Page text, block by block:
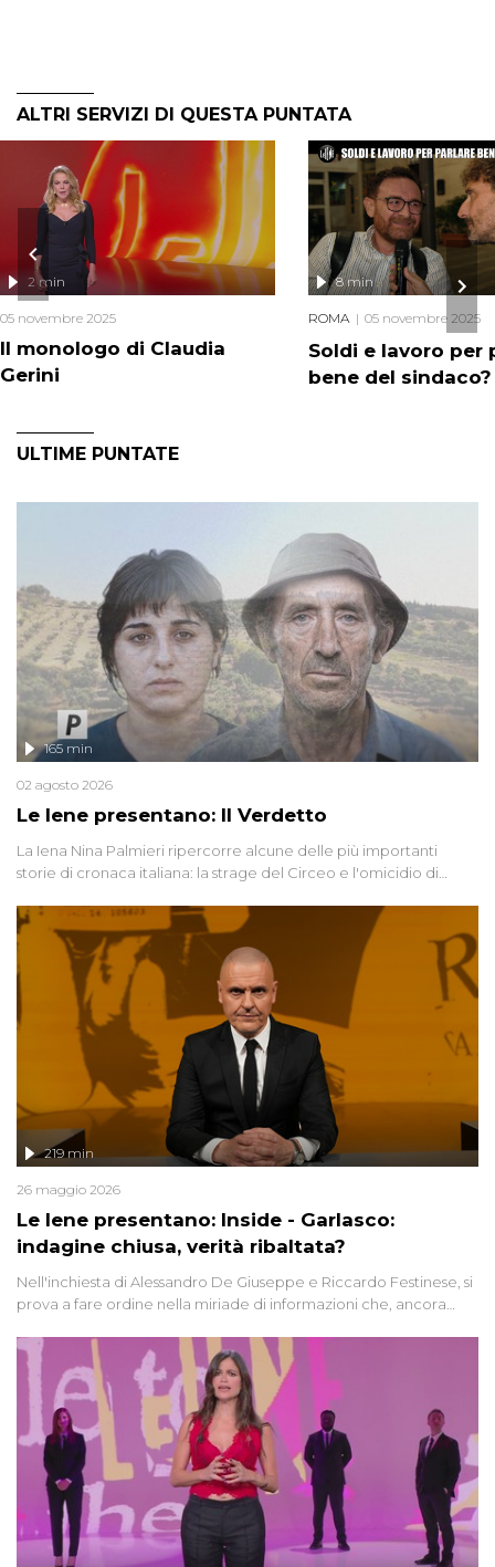
ALTRI SERVIZI DI QUESTA PUNTATA
Il monologo di Claudia
Gerini
2 min
05 novembre 2025
Soldi e lavoro per
bene del sindaco?
8 min
ROMA 05 novembre 2025
ULTIME PUNTATE
Le Iene presentano: Il Verdetto
165 min
02 agosto 2026
La Iena Nina Palmieri ripercorre alcune delle più importanti
storie di cronaca italiana: la strage del Circeo e l'omicidio di
Le Iene presentano: Inside - Garlasco:
indagine chiusa, verità ribaltata?
219 min
26 maggio 2026
Nell'inchiesta di Alessandro De Giuseppe e Riccardo Festinese, si
prova a fare ordine nella miriade di informazioni che, ancora
giudiziarie più discusse degli ultimi anni. Lo speciale ricostruisce la
vicenda mettendo in fila testimonianze, errori, dettagli
controversi e i protagonisti di un'indagine che sembra non avere
fine.